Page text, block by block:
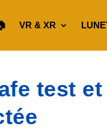
VR & XR
test